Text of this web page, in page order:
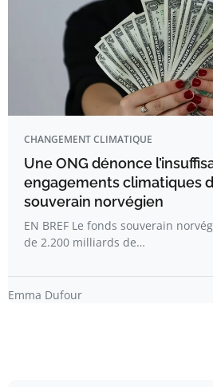
CHANGEMENT CLIMATIQUE
Une ONG dénonce
engagements climatiques
souverain norvégien
EN BREF Le fonds souverain
de 2.200 milliards de…
Emma Dufour